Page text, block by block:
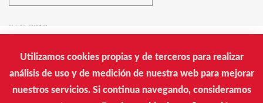
Utilizamos cookies propias y de terceros para realizar
análisis de uso y de medición de nuestra web para mejorar
nuestros servicios. Si continua navegando, consideramos
IU © 2019.
Izquierda Unida
Calle Donantes de Sangre, 14. Edificio Arrayán. Sevilla